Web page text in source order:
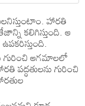
హారతి
కలిగిస్తుంది. ఆ
గురించి ఆగమాలలో
గురించి